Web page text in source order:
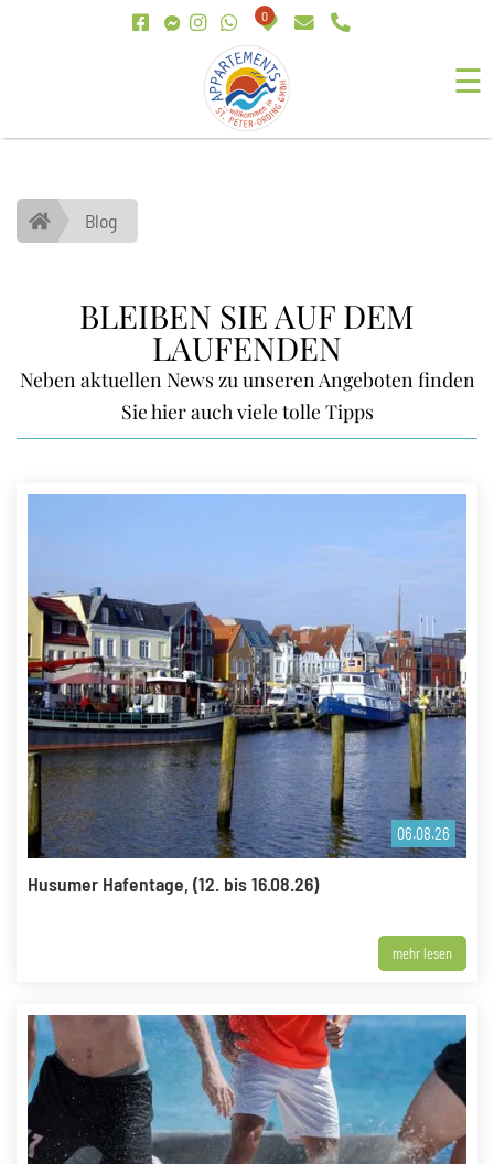
0
☰
Blog
BLEIBEN SIE AUF DEM
LAUFENDEN
Neben aktuellen News zu unseren Angeboten finden
Sie hier auch viele tolle Tipps
06.08.26
Husumer Hafentage, (12. bis 16.08.26)
mehr lesen